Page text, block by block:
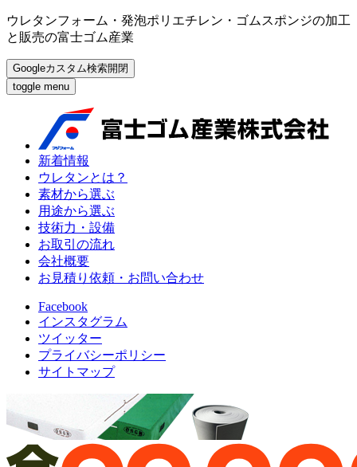
ウレタンフォーム・発泡ポリエチレン・ゴムスポンジの加工
と販売の富士ゴム産業
Googleカスタム検索開閉
toggle menu
新着情報
ウレタンとは？
素材から選ぶ
用途から選ぶ
技術力・設備
お取引の流れ
会社概要
お見積り依頼・お問い合わせ
Facebook
インスタグラム
ツイッター
プライバシーポリシー
サイトマップ